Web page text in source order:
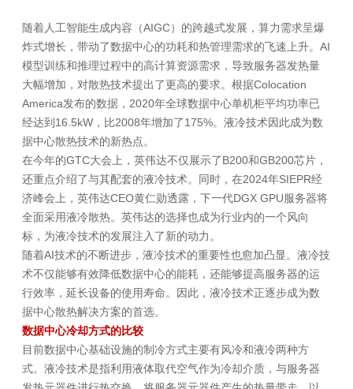
随着人工智能生成内容（AIGC）的跨越式发展，算力需求呈爆
炸式增长，带动了数据中心的功耗和热管理需求的飞速上升。AI
模型训练和推理过程中的高计算资源需求，导致服务器发热量
大幅增加，对散热技术提出了更高的要求。根据Colocation
America发布的数据，2020年全球数据中心单机柜平均功率已
经达到16.5kW，比2008年增加了175%。液冷技术因此成为数
据中心散热技术的新热点。
在今年的GTC大会上，英伟达不仅展示了B200和GB200芯片，
还重点介绍了与其配套的液冷技术。同时，在2024年SIEPR经
济峰会上，英伟达CEO黄仁勋透露，下一代DGX GPU服务器将
全面采用液冷散热。英伟达的选择也成为行业内的一个风向
标，为液冷技术的发展注入了新的动力。
随着AI技术的不断进步，液冷技术的重要性也愈加凸显。液冷技
术不仅能够有效降低数据中心的能耗，还能够提高服务器的运
行效率，延长设备的使用寿命。因此，液冷技术正逐步成为数
据中心散热解决方案的首选。
数据中心冷却方式的比较
目前数据中心基础设施的制冷方式主要有风冷和液冷两种方
式。液冷技术是指利用液体取代空气作为冷却介质，与服务器